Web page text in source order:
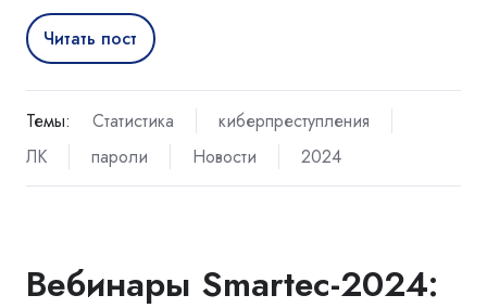
Читать пост
Темы: Статистика
киберпреступления
ЛК
пароли Новости 2024
Вебинары Smartec-2024: